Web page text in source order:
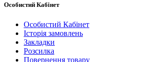
Особистий Кабінет
Особистий Кабінет
Історія замовлень
Закладки
Розсилка
Повернення товару